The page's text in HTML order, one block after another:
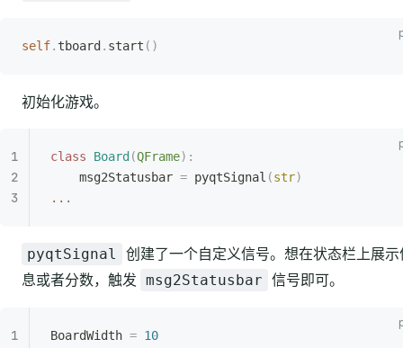
self. tboard . start ()
初始化游戏。
class Board (QFrame):
    msg2Statusbar
= pyqtSignal (str)
...
pyqtSignal
创建了一个自定义信号。想在状态栏上展示
息或者分数，触发 msg2Statusbar 信号即可。
BoardWidth = 10